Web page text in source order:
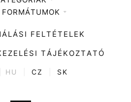
Zene
Divat
Kultúra
ENTR
FELTÉTELEK
TÁJÉKOZTATÓ
HU CZ SK